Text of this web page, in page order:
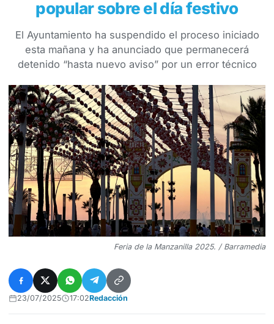
popular sobre el día festivo
El Ayuntamiento ha suspendido el proceso iniciado
esta mañana y ha anunciado que permanecerá
detenido “hasta nuevo aviso” por un error técnico
Feria de la Manzanilla 2025. / Barramedia
23/07/2025 17:02Redacción